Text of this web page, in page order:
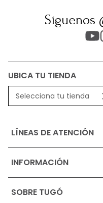
Síguenos
UBICA TU TIENDA
Selecciona tu tienda
LÍNEAS DE ATENCIÓN
INFORMACIÓN
Ofertas vigentes
SOBRE TUGÓ